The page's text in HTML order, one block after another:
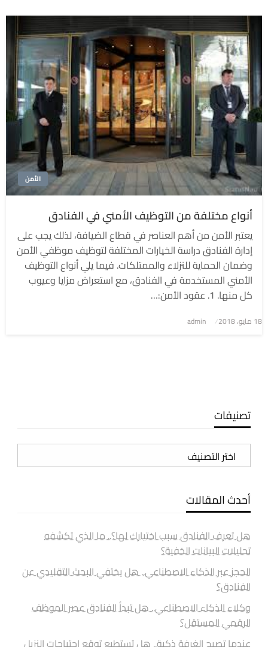
الأمن
أنواع مختلفة من التوظيف الأمني ​​في الفنادق
يعتبر الأمن من أهم العناصر في قطاع الضيافة، لذلك يجب على
إدارة الفنادق دراسة الخيارات المختلفة لتوظيف موظفي الأمن
وضمان الحماية للنزلاء والممتلكات. فيما يلي أنواع التوظيف
الأمني المستخدمة في الفنادق، مع استعراض مزايا وعيوب
كل منها. 1. عقود الأمن:…
نُشر
18 مايو، 2018 admin
تصنيفات
تصنيفات
أحدث المقالات
هل تعرف الفنادق سبب اختيارك لها؟.. ما الذي تكشفه
تحليلات البيانات الخفية؟
الحجز عبر الذكاء الاصطناعي.. هل يختفي البحث التقليدي عن
الفنادق؟
وكلاء الذكاء الاصطناعي.. هل تبدأ الفنادق عصر الموظف
الرقمي المستقل؟
عندما تصبح الغرفة ذكية.. هل تستطيع توقع احتياجات النزيل